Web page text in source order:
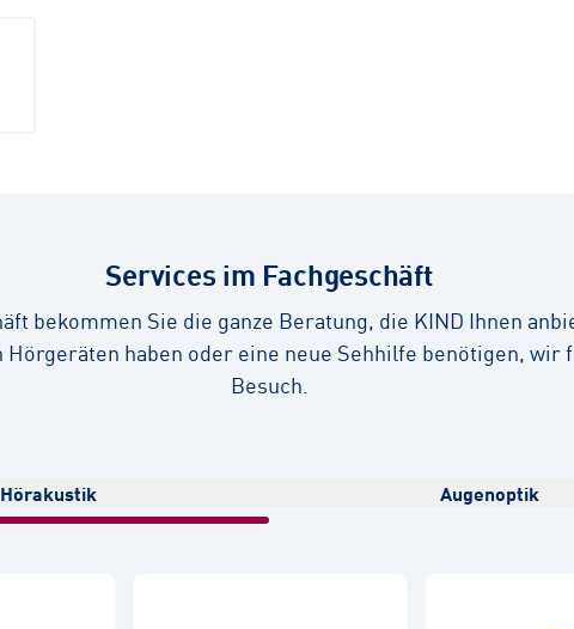
Services im Fachgeschäft
bekommen Sie die ganze Beratung, die KIND Ihnen
haben oder eine neue Sehhilfe benötigen, wir
Besuch.
Hörakustik Augenoptik